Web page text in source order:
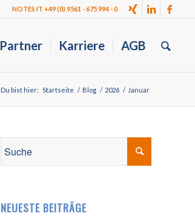
NOTES IT +49 (0) 9561 - 675 994 - 0
Partner Karriere AGB
Du bist hier: Startseite / Blog / 2026 / Januar
NEUESTE BEITRÄGE